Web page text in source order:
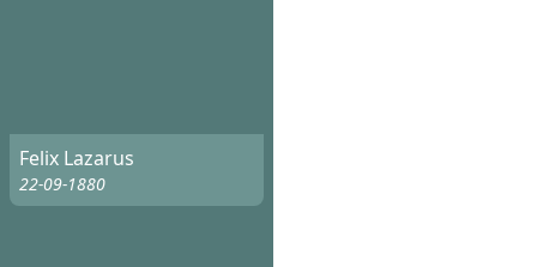
Felix Lazarus
22-09-1880